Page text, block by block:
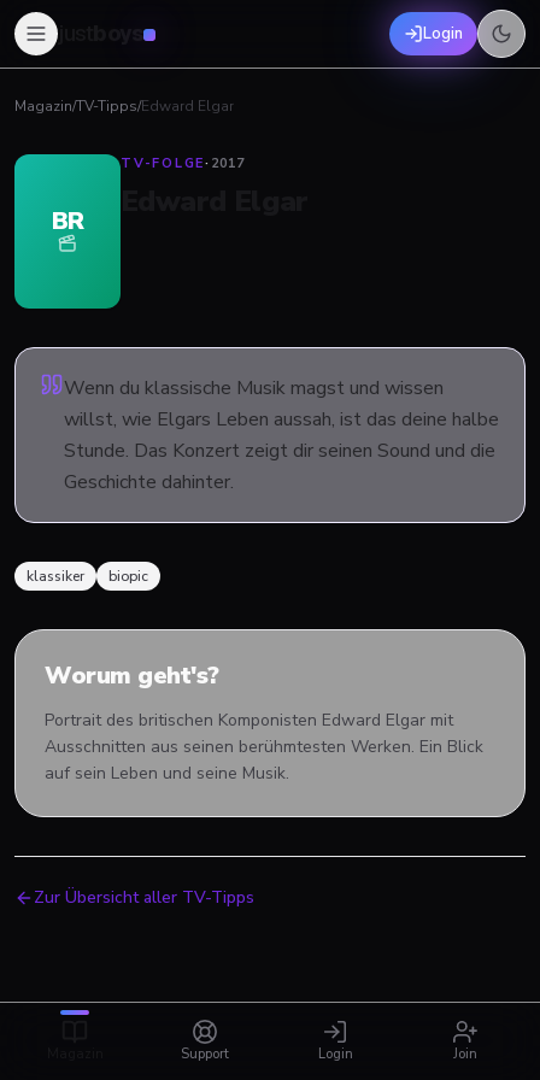
boys Login
Magazin/TV-Tipps/Edward Elgar
BR
TV-FOLGE· 2017
Wenn du klassische Musik magst und wissen
willst, wie Elgars Leben aussah, ist das deine halbe
Stunde. Das Konzert zeigt dir seinen Sound und die
Geschichte dahinter.
klassiker biopic
Worum geht's?
Portrait des britischen Komponisten Edward Elgar mit
Ausschnitten aus seinen berühmtesten Werken. Ein Blick
auf sein Leben und seine Musik.
Zur Übersicht aller TV-Tipps
Support Login Join